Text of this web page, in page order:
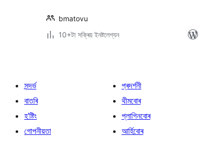
bmatovu
10+টা সক্ৰিয় ইনষ্টলেশ্যন
সন্দৰ্ভ
বাতৰি
হ’ষ্টিং
গোপনীয়তা
প্ৰদৰ্শনী
থীমবোৰ
প্লাগিনবোৰ
আৰ্হিবোৰ